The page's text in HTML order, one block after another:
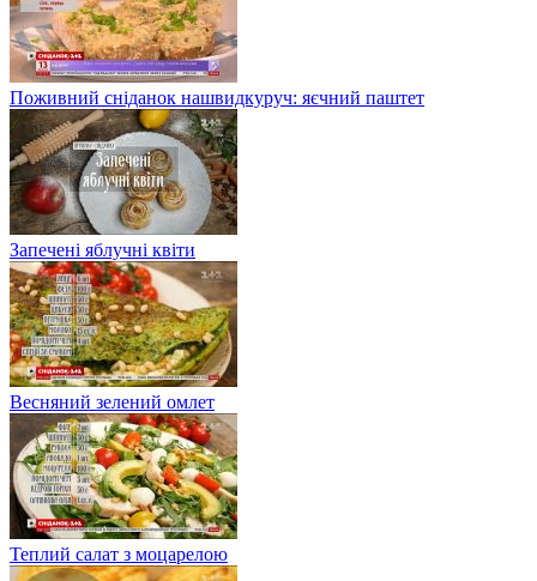
Поживний сніданок нашвидкуруч: яєчний паштет
Запечені яблучні квіти
Весняний зелений омлет
Теплий салат з моцарелою